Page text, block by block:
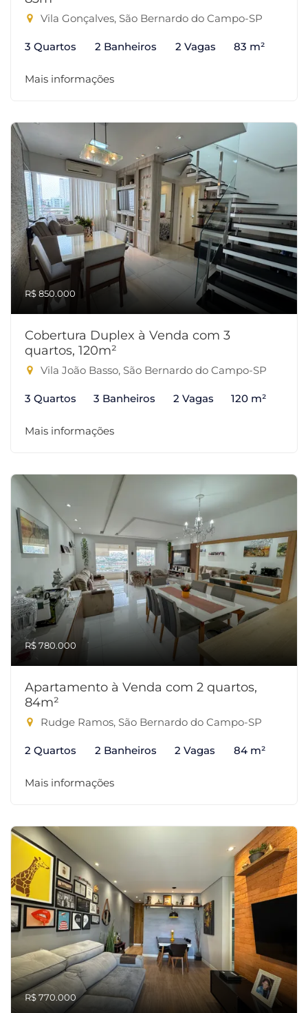
Vila Gonçalves, São Bernardo do Campo-SP
3 Quartos 2 Banheiros 2 Vagas 83 m²
Mais informações
R$ 850.000
Cobertura Duplex à Venda com 3
quartos, 120m²
Vila João Basso, São Bernardo do Campo-SP
3 Quartos 3 Banheiros 2 Vagas 120 m²
Mais informações
R$ 780.000
Apartamento à Venda com 2 quartos,
84m²
Rudge Ramos, São Bernardo do Campo-SP
2 Quartos 2 Banheiros 2 Vagas 84 m²
Mais informações
R$ 770.000